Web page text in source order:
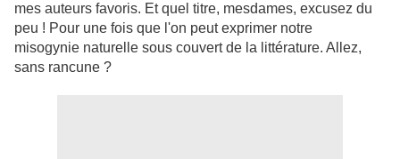
mes auteurs favoris. Et quel titre, mesdames, excusez du
peu ! Pour une fois que l'on peut exprimer notre
misogynie naturelle sous couvert de la littérature. Allez,
sans rancune ?